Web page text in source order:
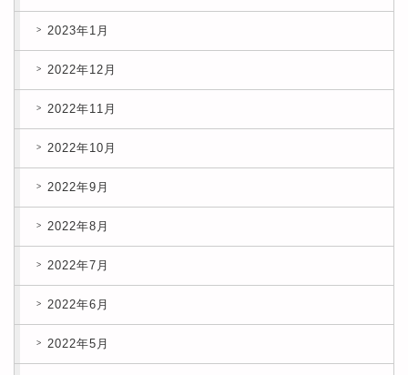
2023年1月
2022年12月
2022年11月
2022年10月
2022年9月
2022年8月
2022年7月
2022年6月
2022年5月